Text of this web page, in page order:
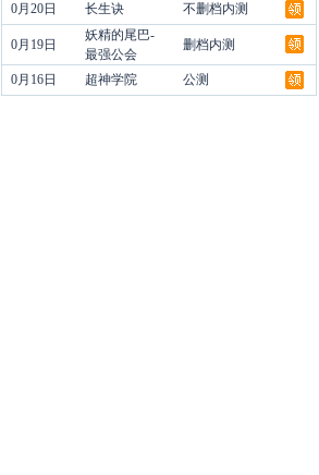
0月20日 长生诀 不删档内测
0月19日
妖精的尾巴-
最强公会
删档内测
0月16日 超神学院 公测